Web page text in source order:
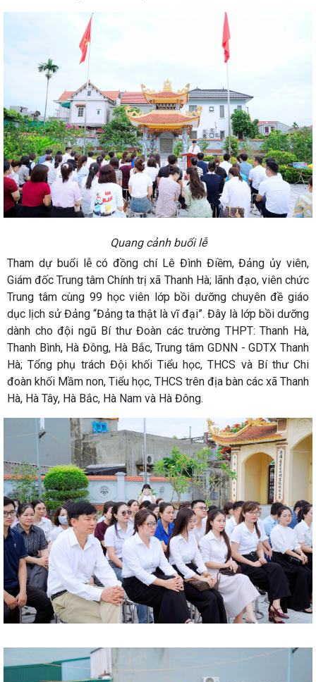
Quang cảnh buổi lễ
Tham dự buổi lễ có đồng chí Lê Đình Điềm, Đảng ủy viên,
Giám đốc Trung tâm Chính trị xã Thanh Hà; lãnh đạo, viên chức
Trung tâm cùng 99 học viên lớp bồi dưỡng chuyên đề giáo
dục lịch sử Đảng “Đảng ta thật là vĩ đại”. Đây là lớp bồi dưỡng
dành cho đội ngũ Bí thư Đoàn các trường THPT: Thanh Hà,
Thanh Bình, Hà Đông, Hà Bắc, Trung tâm GDNN - GDTX Thanh
Hà; Tổng phụ trách Đội khối Tiểu học, THCS và Bí thư Chi
đoàn khối Mầm non, Tiểu học, THCS trên địa bàn các xã Thanh
Hà, Hà Tây, Hà Bắc, Hà Nam và Hà Đông.